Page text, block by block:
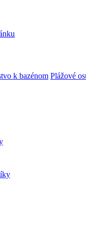
k bazénom Plážové